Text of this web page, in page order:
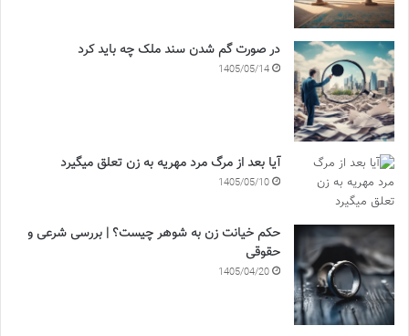
در صورت گم شدن سند ملک چه باید کرد
1405/05/14
آیا بعد از مرگ مرد مهریه به زن تعلق میگیرد
1405/05/10
حکم خیانت زن به شوهر چیست؟ | بررسی شرعی و
حقوقی
1405/04/20